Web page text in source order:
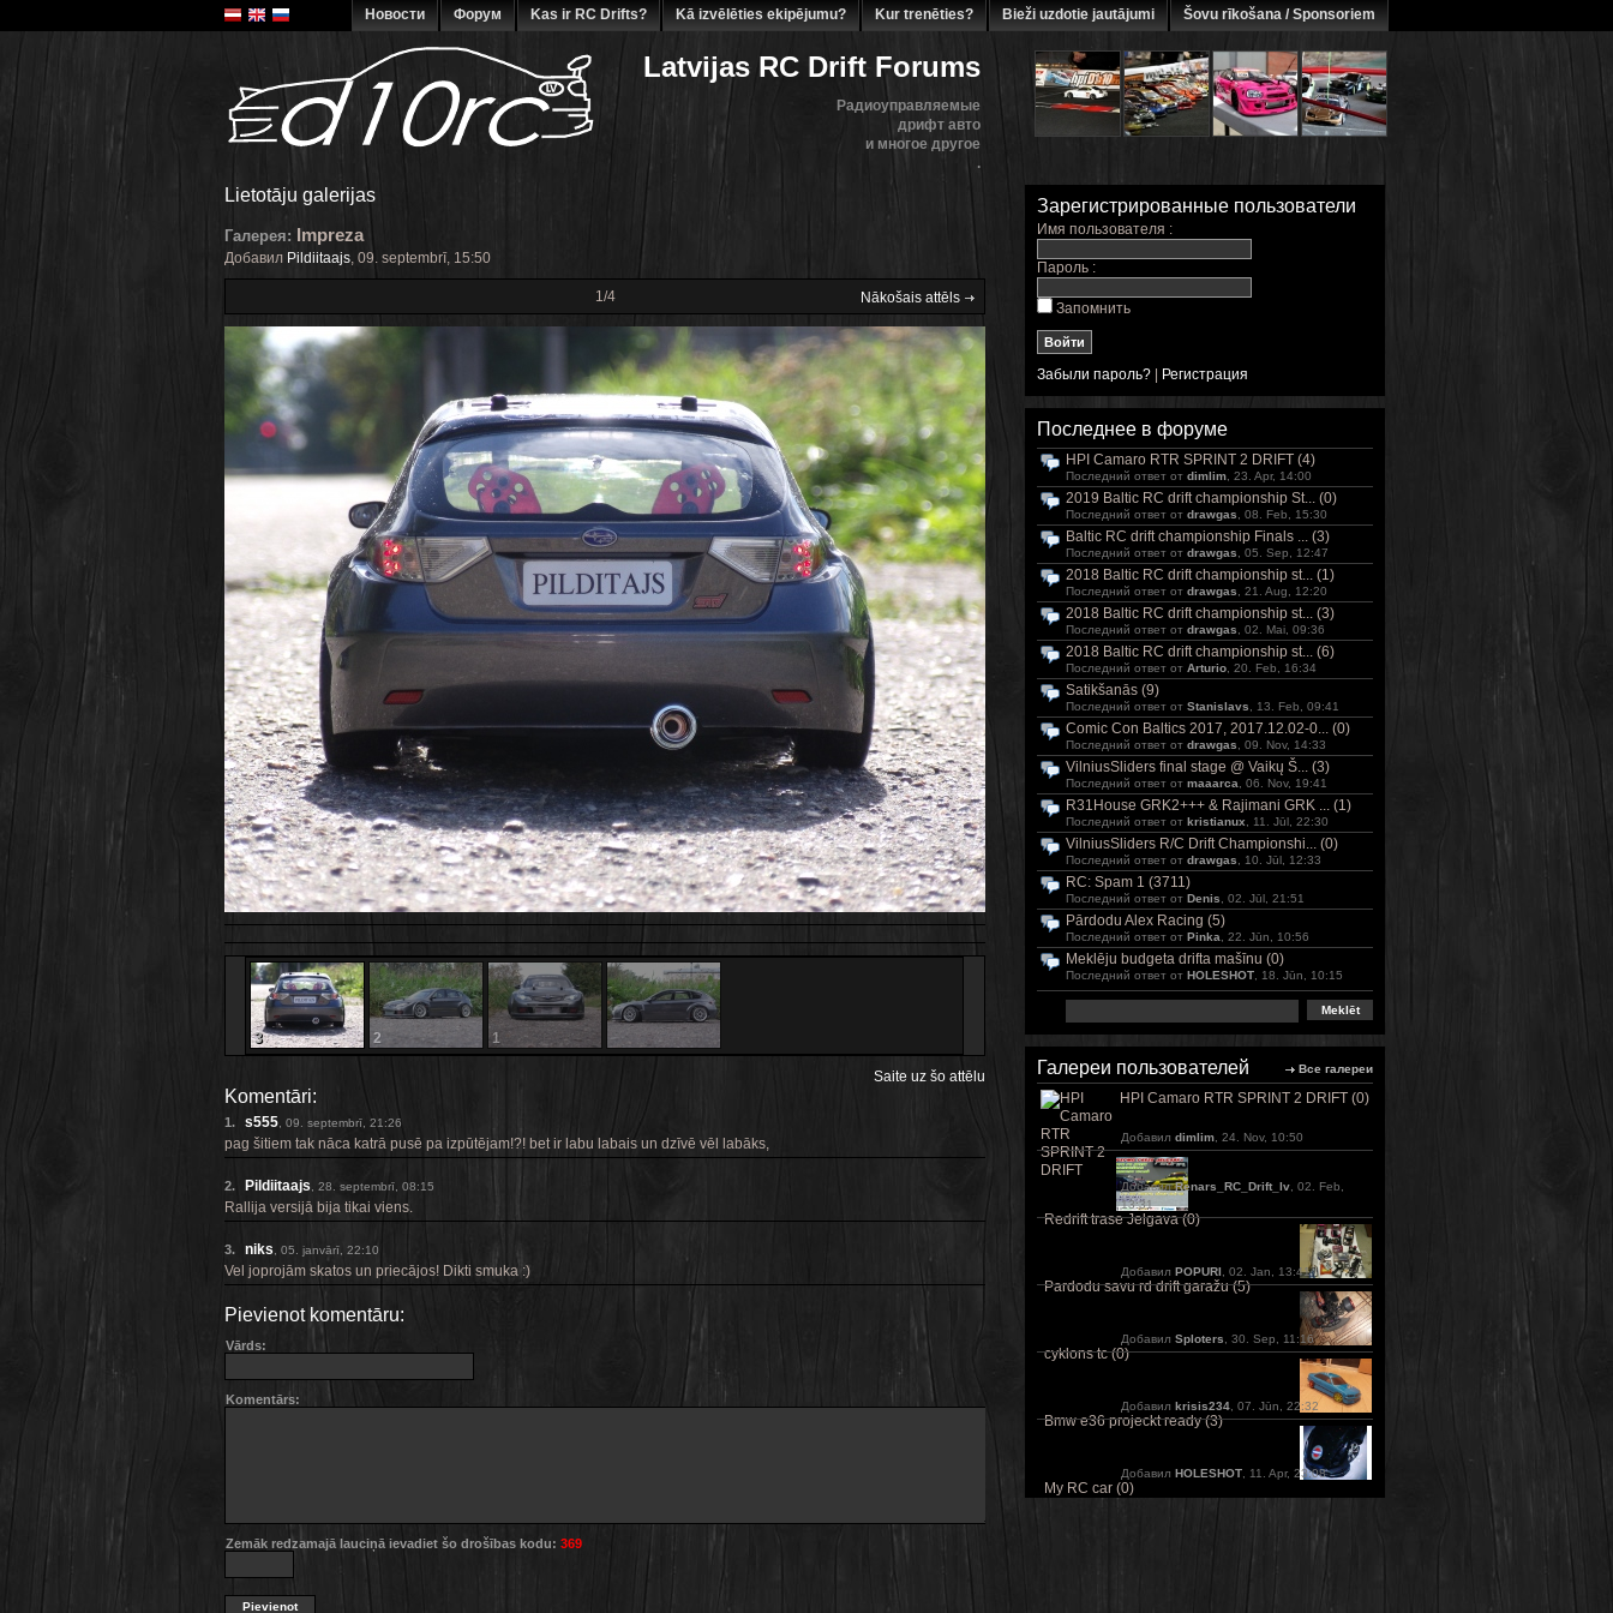
Новости Форум Kas ir RC Drifts? Kā izvēlēties ekipējumu? Kur trenēties? Bieži uzdotie jautājumi Šovu rīkošana / Sponsoriem
Latvijas RC Drift Forums
Радиоуправляемые
дрифт авто
и многое другое
.
Lietotāju galerijas
Галерея: Impreza
Добавил Pildiitaajs, 09. septembrī, 15:50
Nākošais attēls
1/4
3
3 2
2 1
1
Saite uz šo attēlu
Komentāri:
1. s555 , 09. septembrī, 21:26
pag šitiem tak nāca katrā pusē pa izpūtējam!?! bet ir labu labais un dzīvē vēl labāks,
2. Pildiitaajs , 28. septembrī, 08:15
Rallija versijā bija tikai viens.
3. niks , 05. janvārī, 22:10
Vel joprojām skatos un priecājos! Dikti smuka :)
Pievienot komentāru:
Vārds:
Komentārs:
Zemāk redzamajā lauciņā ievadiet šo drošības kodu: 369
Зарегистрированные пользователи
Имя пользователя :
Пароль :
Запомнить
Забыли пароль? Регистрация
Последнее в форуме
HPI Camaro RTR SPRINT 2 DRIFT (4)
Последний ответ от dimlim , 23. Apr, 14:00
2019 Baltic RC drift championship St... (0)
Последний ответ от drawgas , 08. Feb, 15:30
Baltic RC drift championship Finals ... (3)
Последний ответ от drawgas , 05. Sep, 12:47
2018 Baltic RC drift championship st... (1)
Последний ответ от drawgas , 21. Aug, 12:20
2018 Baltic RC drift championship st... (3)
Последний ответ от drawgas , 02. Mai, 09:36
2018 Baltic RC drift championship st... (6)
Последний ответ от Arturio , 20. Feb, 16:34
Satikšanās (9)
Последний ответ от Stanislavs , 13. Feb, 09:41
Comic Con Baltics 2017, 2017.12.02-0... (0)
Последний ответ от drawgas , 09. Nov, 14:33
VilniusSliders final stage @ Vaikų Š... (3)
Последний ответ от maaarca , 06. Nov, 19:41
R31House GRK2+++ & Rajimani GRK ... (1)
Последний ответ от kristianux , 11. Jūl, 22:30
VilniusSliders R/C Drift Championshi... (0)
Последний ответ от drawgas , 10. Jūl, 12:33
RC: Spam 1 (3711)
Последний ответ от Denis , 02. Jūl, 21:51
Pārdodu Alex Racing (5)
Последний ответ от Pinka , 22. Jūn, 10:56
Meklēju budgeta drifta mašīnu (0)
Последний ответ от HOLESHOT , 18. Jūn, 10:15
Галереи пользователей Все галереи
HPI Camaro RTR SPRINT 2 DRIFT (0)
Добавил dimlim , 24. Nov, 10:50
Redrift trase Jelgava (0)
ДобавилRenars_RC_Drift_lv , 02. Feb,
13:31
Pardodu savu rd drift garažu (5)
Добавил POPURI , 02. Jan, 13:41
cyklons tc (0)
Добавил Sploters , 30. Sep, 11:16
Bmw e36 projeckt ready (3)
Добавил krisis234 , 07. Jūn, 22:32
My RC car (0)
Добавил HOLESHOT , 11. Apr, 23:08